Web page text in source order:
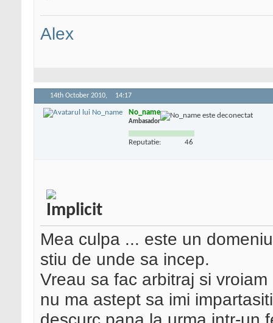
Alex
14th October 2010, 14:17
No_name
Ambasador
Reputatie: 46
Mea culpa ... este un
stiu de unde sa incep.
Vreau sa fac arbitraj si
nu ma astept sa imi